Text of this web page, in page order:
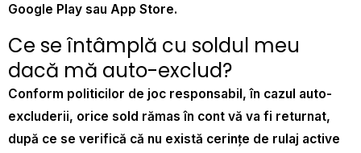
Google Play sau App Store.
Ce se întâmplă cu soldul meu
dacă mă auto-exclud?
Conform politicilor de joc responsabil, în cazul auto-
excluderii, orice sold rămas în cont vă va fi returnat,
după ce se verifică că nu există cerințe de rulaj active